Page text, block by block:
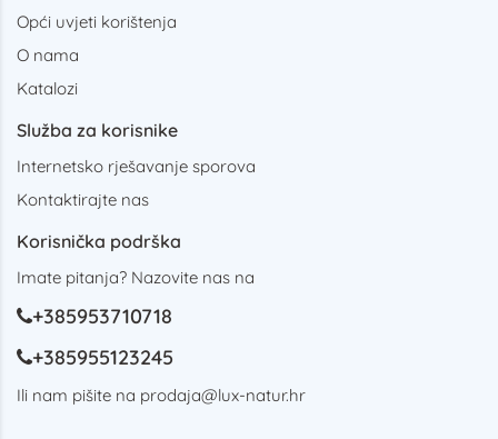
Opći uvjeti korištenja
O nama
Katalozi
Služba za korisnike
Internetsko rješavanje sporova
Kontaktirajte nas
Korisnička podrška
Imate pitanja? Nazovite nas na
+385953710718
+385955123245
Ili nam pišite na prodaja@lux-natur.hr